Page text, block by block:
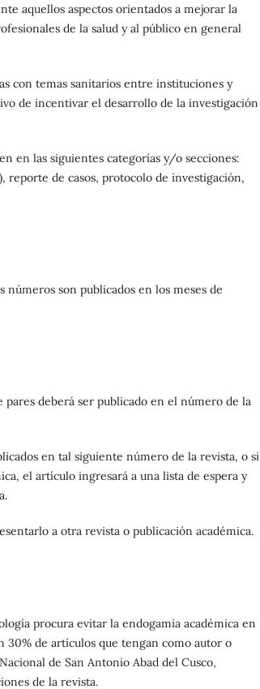
aquellos aspectos orientados a mejorar la
de la salud y al público en general
con temas sanitarios entre instituciones y
de incentivar el desarrollo de la investigación
en las siguientes categorías y/o secciones:
de casos, protocolo de investigación,
números son publicados en los meses de
deberá ser publicado en el número de la
en tal siguiente número de la revista, o si
el artículo ingresará a una lista de espera y
a otra revista o publicación académica.
procura evitar la endogamia académica en
30% de artículos que tengan como autor o
de San Antonio Abad del Cusco,
de la revista.